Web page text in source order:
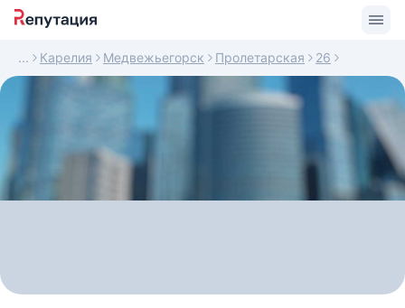
Карелия Медвежьегорск Пролетарская 26